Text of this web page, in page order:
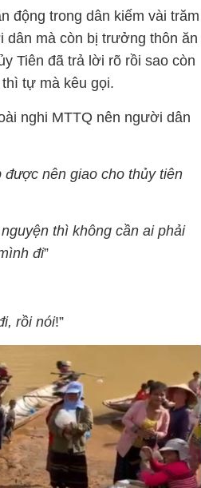
động trong dân kiếm vài trăm
dân mà còn bị trưởng thôn ăn
Tiên đã trả lời rõ rồi sao còn
tự mà kêu gọi.
nghi MTTQ nên người dân
nên giao cho thủy tiên
thì không cần ai phải
đi”
rồi nói!”